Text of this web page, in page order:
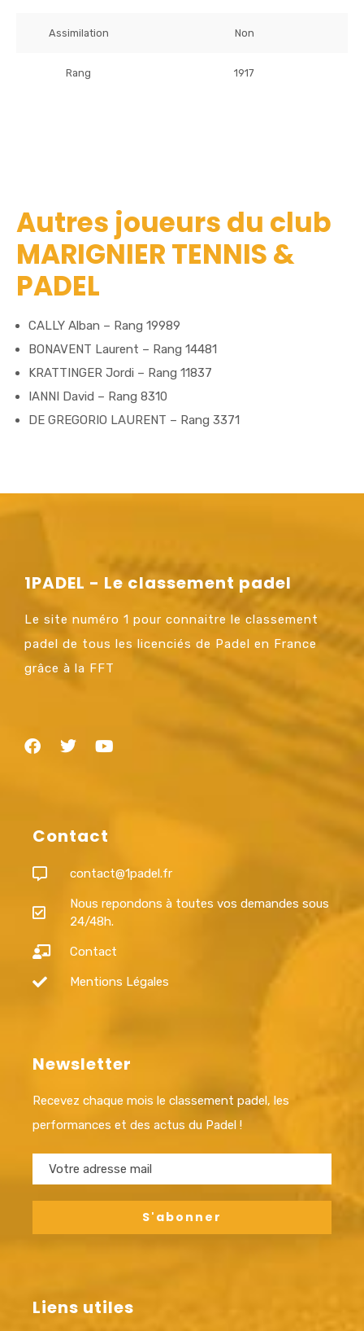
Assimilation Non
Rang 1917
Autres joueurs du club
MARIGNIER TENNIS &
PADEL
CALLY Alban – Rang 19989
BONAVENT Laurent – Rang 14481
KRATTINGER Jordi – Rang 11837
IANNI David – Rang 8310
DE GREGORIO LAURENT – Rang 3371
1PADEL - Le classement padel
Le site numéro 1 pour connaitre le classement
padel de tous les licenciés de Padel en France
grâce à la FFT
Contact
contact@1padel.fr
Nous repondons à toutes vos demandes sous
24/48h.
Contact
Mentions Légales
Newsletter
Recevez chaque mois le classement padel, les
performances et des actus du Padel !
Liens utiles